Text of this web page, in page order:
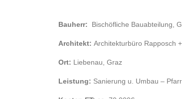
Bauherr: Bischöfliche Bauabteilung,
Architekt: Architekturbüro Rapposch
Ort: Liebenau, Graz
Leistung: Sanierung u. Umbau –